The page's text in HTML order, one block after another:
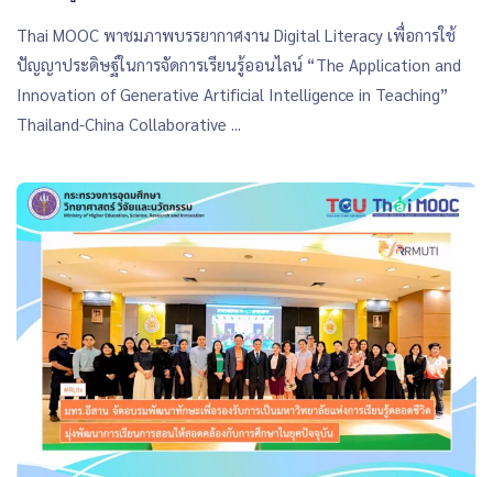
Thai MOOC พาชมภาพบรรยากาศงาน Digital Literacy เพื่อการใช้
ปัญญาประดิษฐ์ในการจัดการเรียนรู้ออนไลน์ “The Application and
Innovation of Generative Artificial Intelligence in Teaching”
Thailand-China Collaborative ...